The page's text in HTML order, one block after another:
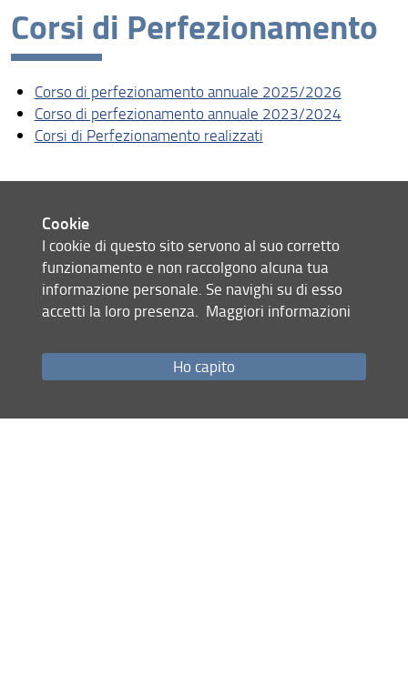
Corsi di Perfezionamento
Corso di perfezionamento annuale 2025/2026
Corso di perfezionamento annuale 2023/2024
Corsi di Perfezionamento realizzati
Corso di perfezionamento annuale 2025/2026
Corso di perfezionamento annuale 2023/2024
Corsi di Perfezionamento realizzati
Mappa del sito
RSS feed
Note Legali
Cookie
I cookie di questo sito servono al suo corretto
funzionamento e non raccolgono alcuna tua
informazione personale. Se navighi su di esso
accetti la loro presenza. Maggiori informazioni
Ho capito